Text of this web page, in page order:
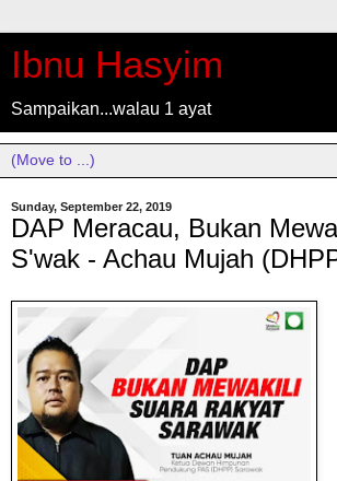
Ibnu Hasyim
Sampaikan...walau 1 ayat
Sunday, September 22, 2019
DAP Meracau, Bukan
S'wak - Achau Mujah